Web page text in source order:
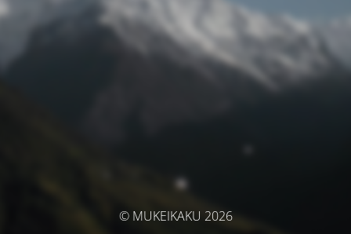
© MUKEIKAKU 2026